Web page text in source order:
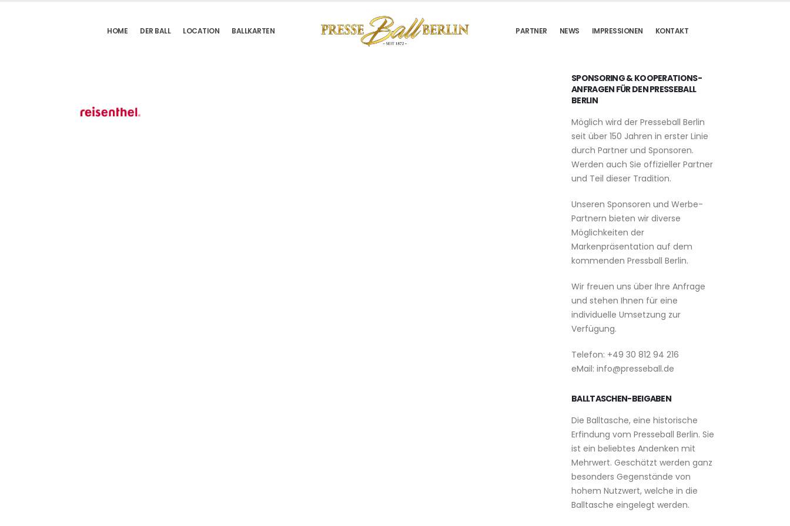
HOME DER BALL LOCATION BALLKARTEN PARTNER NEWS IMPRESSIONEN KONTAKT
SPONSORING & KOOPERATIONS-
ANFRAGEN FÜR DEN PRESSEBALL
BERLIN
Möglich wird der Presseball Berlin
seit über 150 Jahren in erster Linie
durch Partner und Sponsoren.
Werden auch Sie offizieller Partner
und Teil dieser Tradition.
Unseren Sponsoren und Werbe-
Partnern bieten wir diverse
Möglichkeiten der
Markenpräsentation auf dem
kommenden Pressball Berlin.
Wir freuen uns über Ihre Anfrage
und stehen Ihnen für eine
individuelle Umsetzung zur
Verfügung.
Telefon: +49 30 812 94 216
eMail: info@presseball.de
BALLTASCHEN-BEIGABEN
Die Balltasche, eine historische
Erfindung vom Presseball Berlin. Sie
ist ein beliebtes Andenken mit
Mehrwert. Geschätzt werden ganz
besonders Gegenstände von
hohem Nutzwert, welche in die
Balltasche eingelegt werden.